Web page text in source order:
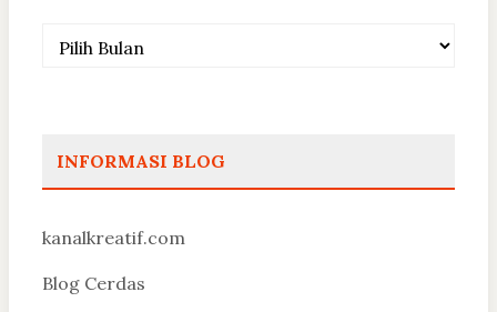
Arsip
INFORMASI BLOG
kanalkreatif.com
Blog Cerdas